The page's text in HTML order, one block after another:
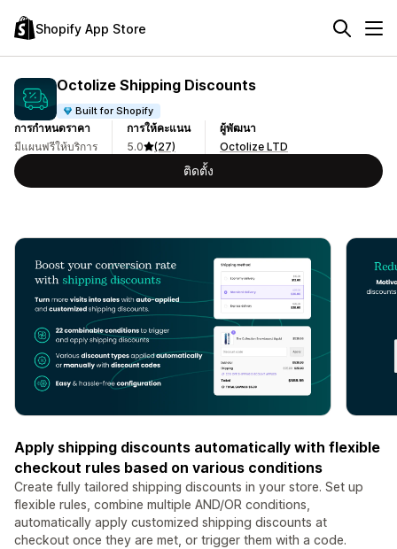
Shopify App Store
Octolize Shipping Discounts
Built for Shopify
การกำหนดราคา
มีแผนฟรีให้บริการ
การให้คะแนน
5.0
(27)
ผู้พัฒนา
Octolize LTD
ติดตั้ง
Apply shipping discounts automatically with flexible
checkout rules based on various conditions
Create fully tailored shipping discounts in your store. Set up
flexible rules, combine multiple AND/OR conditions,
automatically apply customized shipping discounts at
checkout once they are met, or trigger them with a code.